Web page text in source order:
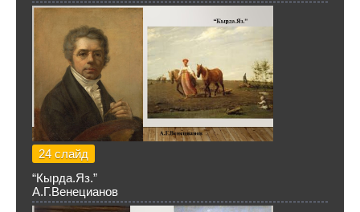
24 слайд
“Кырда.Яз.”
А.Г.Венецианов